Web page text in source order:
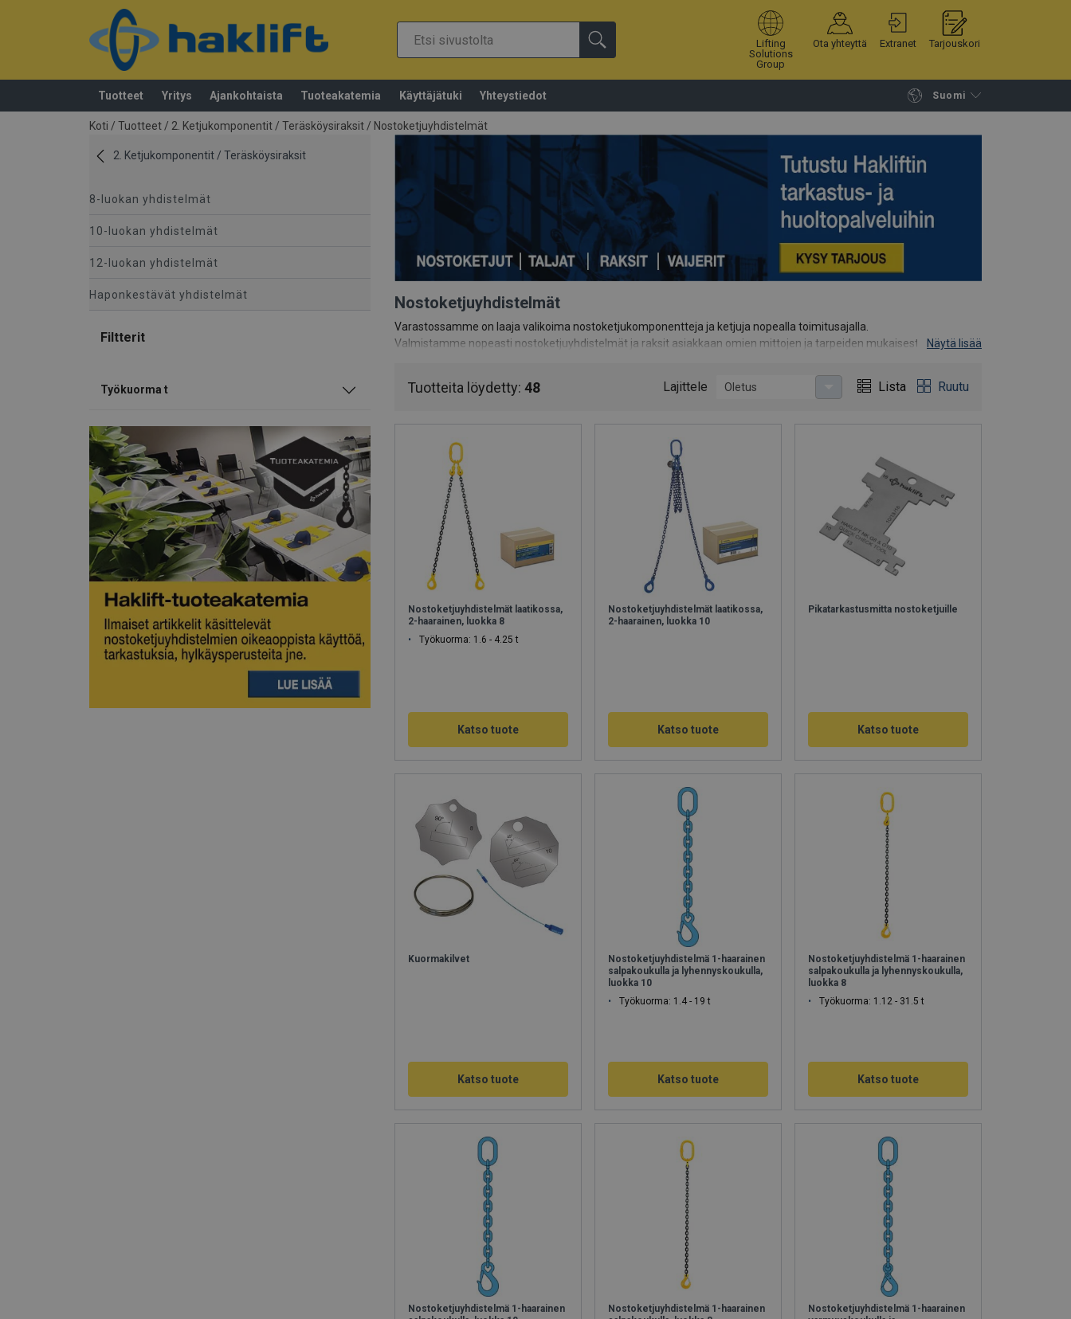
Lifting
Solutions
Group
Ota yhteyttä Extranet Tarjouskori
Tuotteet Yritys Ajankohtaista Tuoteakatemia Käyttäjätuki Yhteystiedot Suomi
Tuote lisätty tarjouspyyntöön Jatka selailua Tuotekoriin
Koti / Tuotteet / 2. Ketjukomponentit / Teräsköysiraksit / Nostoketjuyhdistelmät
2. Ketjukomponentit / Teräsköysiraksit
8-luokan yhdistelmät
10-luokan yhdistelmät
12-luokan yhdistelmät
Haponkestävät yhdistelmät
Filtterit
Työkuorma t
Nostoketjuyhdistelmät
Varastossamme on laaja valikoima nostoketjukomponentteja ja ketjuja nopealla toimitusajalla.
Valmistamme nopeasti nostoketjuyhdistelmät ja raksit asiakkaan omien mittojen ja tarpeiden mukaisesti.
Näytä lisää
Tuotteita löydetty:48 Lajittele Oletus Lista Ruutu
Nostoketjuyhdistelmät laatikossa,
2-haarainen, luokka 8
Työkuorma: 1.6 - 4.25 t
Katso tuote
Nostoketjuyhdistelmät laatikossa,
2-haarainen, luokka 10
Katso tuote
Pikatarkastusmitta nostoketjuille
Katso tuote
Kuormakilvet
Katso tuote
Nostoketjuyhdistelmä 1-haarainen
salpakoukulla ja lyhennyskoukulla,
luokka 10
Työkuorma: 1.4 - 19 t
Katso tuote
Nostoketjuyhdistelmä 1-haarainen
salpakoukulla ja lyhennyskoukulla,
luokka 8
Työkuorma: 1.12 - 31.5 t
Katso tuote
Nostoketjuyhdistelmä 1-haarainen
Nostoketjuyhdistelmä 1-haarainen
Nostoketjuyhdistelmä 1-haarainen